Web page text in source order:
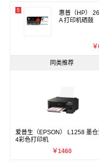
5
惠普（HP）
A 打印机硒鼓
同类推荐
爱普生（EPSON） L1258 墨
4彩色打印机
￥1460